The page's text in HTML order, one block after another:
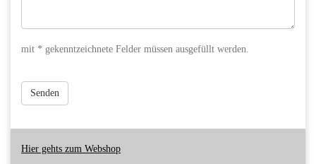
mit * gekenntzeichnete Felder müssen ausgefüllt werden.
Senden
Hier gehts zum Webshop